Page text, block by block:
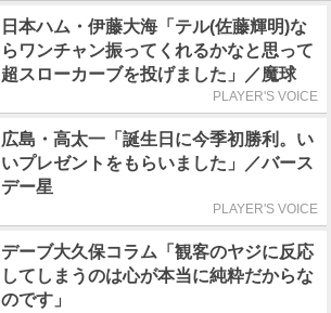
日本ハム・伊藤大海「テル(佐藤輝明)な
らワンチャン振ってくれるかなと思って
超スローカーブを投げました」／魔球
PLAYER'S VOICE
広島・高太一「誕生日に今季初勝利。い
いプレゼントをもらいました」／バース
デー星
PLAYER'S VOICE
デーブ大久保コラム「観客のヤジに反応
してしまうのは心が本当に純粋だからな
のです」